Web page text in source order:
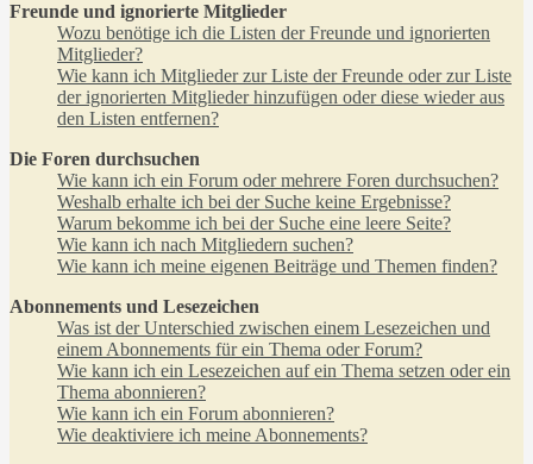
Freunde und ignorierte Mitglieder
Wozu benötige ich die Listen der Freunde und ignorierten
Mitglieder?
Wie kann ich Mitglieder zur Liste der Freunde oder zur Liste
der ignorierten Mitglieder hinzufügen oder diese wieder aus
den Listen entfernen?
Die Foren durchsuchen
Wie kann ich ein Forum oder mehrere Foren durchsuchen?
Weshalb erhalte ich bei der Suche keine Ergebnisse?
Warum bekomme ich bei der Suche eine leere Seite?
Wie kann ich nach Mitgliedern suchen?
Wie kann ich meine eigenen Beiträge und Themen finden?
Abonnements und Lesezeichen
Was ist der Unterschied zwischen einem Lesezeichen und
einem Abonnements für ein Thema oder Forum?
Wie kann ich ein Lesezeichen auf ein Thema setzen oder ein
Thema abonnieren?
Wie kann ich ein Forum abonnieren?
Wie deaktiviere ich meine Abonnements?